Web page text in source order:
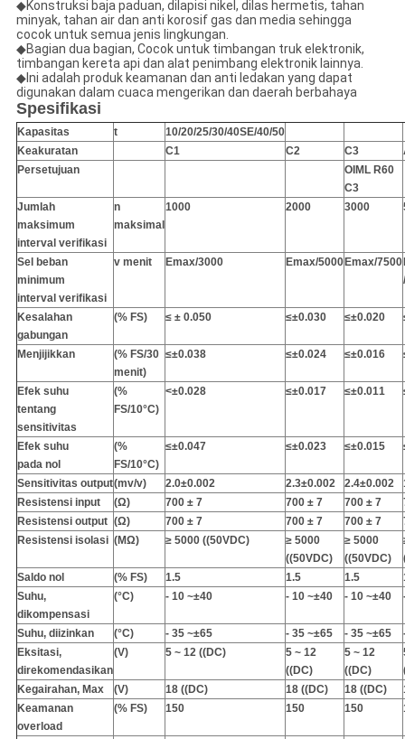
◆Konstruksi baja paduan, dilapisi nikel, dilas hermetis, tahan
minyak, tahan air dan anti korosif gas dan media sehingga
cocok untuk semua jenis lingkungan.
◆Bagian dua bagian, Cocok untuk timbangan truk elektronik,
timbangan kereta api dan alat penimbang elektronik lainnya.
◆Ini adalah produk keamanan dan anti ledakan yang dapat
digunakan dalam cuaca mengerikan dan daerah berbahaya
Spesifikasi
Kapasitas t
10/20/25/30/40SE/40/50
Keakuratan
C1 C2 C3
Persetujuan
OIML R60
C3
Jumlah
maksimum
interval verifikasi
n
maksimal
1000 2000 3000
Sel beban
minimum
interval verifikasi
v menit Emax/3000 Emax/5000 Emax/7500
Kesalahan
gabungan
(% FS) ≤ ± 0.050 ≤±0.030 ≤±0.020
Menjijikkan
(% FS/30
menit)
≤±0.038 ≤±0.024 ≤±0.016
Efek suhu
tentang
sensitivitas
(%
FS/10°C)
<±0.028 ≤±0.017 ≤±0.011
Efek suhu
pada nol
(%
FS/10°C)
≤±0.047 ≤±0.023 ≤±0.015
Sensitivitas output(mv/v) 2.0±0.002 2.3±0.002 2.4±0.002
Resistensi input
(Ω) 700 ± 7 700 ± 7 700 ± 7
Resistensi output (Ω) 700 ± 7 700 ± 7 700 ± 7
Resistensi isolasi (MΩ) ≥ 5000 ((50VDC)
≥ 5000
((50VDC)
≥ 5000
((50VDC)
Saldo nol
(% FS) 1.5 1.5 1.5
Suhu,
dikompensasi
(°C) - 10 ~±40 - 10 ~±40 - 10 ~±40
Suhu, diizinkan (°C) - 35 ~±65 - 35 ~±65 - 35 ~±65
Eksitasi,
direkomendasikan
(V) 5 ~ 12 ((DC)
5 ~ 12
((DC)
5 ~ 12
((DC)
Kegairahan, Max
(V) 18 ((DC) 18 ((DC) 18 ((DC)
Keamanan
overload
(% FS) 150 150 150